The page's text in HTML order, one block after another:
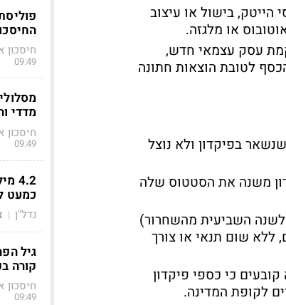
הייטק, בישול או עיצוב
או מלגזה.
עסק עצמאי חדש,
לטובת הוצאות חתונה
בפיקדון ולא נוצל
משנה את הסטטוס שלה
לשנה השביעית מהשחרור)
ללא שום תנאי או צורך
כי כספי פיקדון
לקופת המדינה.
חיסכון
09:49
מדדי
חיסכון
09:49
כמעט
נדל"ן |
גיל
קורה
חיסכון
09:49